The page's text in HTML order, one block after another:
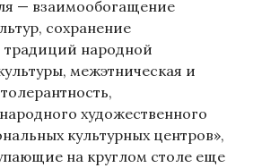
— взаимообогащение
сохранение
традиций народной
межэтническая и
художественного
культурных центров»,
на круглом столе еще